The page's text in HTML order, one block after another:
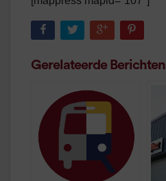
Gerelateerde Berichten